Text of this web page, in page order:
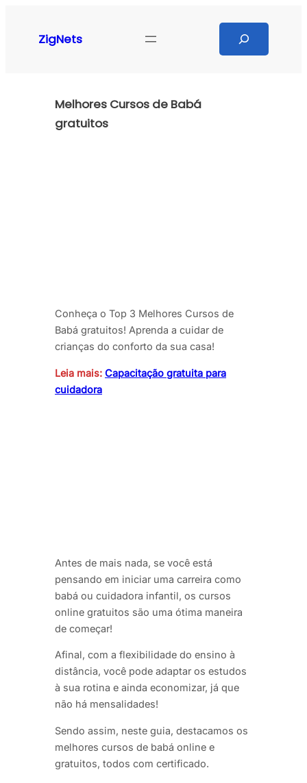
ZigNets
Melhores Cursos de Babá
gratuitos
Conheça o Top 3 Melhores Cursos de
Babá gratuitos! Aprenda a cuidar de
crianças do conforto da sua casa!
Leia mais: Capacitação gratuita para
cuidadora
Antes de mais nada, se você está
pensando em iniciar uma carreira como
babá ou cuidadora infantil, os cursos
online gratuitos são uma ótima maneira
de começar!
Afinal, com a flexibilidade do ensino à
distância, você pode adaptar os estudos
à sua rotina e ainda economizar, já que
não há mensalidades!
Sendo assim, neste guia, destacamos os
melhores cursos de babá online e
gratuitos, todos com certificado.